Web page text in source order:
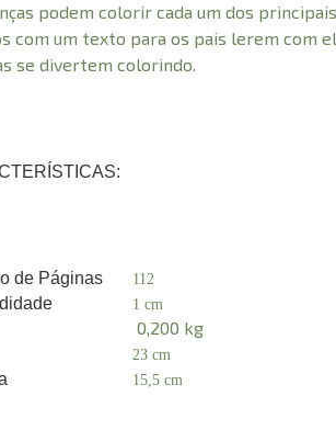
podem colorir cada um dos
com um texto para os pais lerem com
se divertem colorindo.
de Páginas 112
1 cm
0,200 kg
23 cm
15,5 cm